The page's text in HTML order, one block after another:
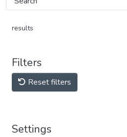
results
Filters
Reset filters
Settings